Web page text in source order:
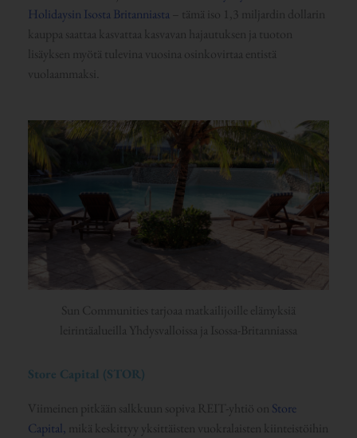
Holidaysin Isosta Britanniasta– tämä iso 1,3 miljardin dollarin
kauppa saattaa kasvattaa kasvavan hajautuksen ja tuoton
lisäyksen myötä tulevina vuosina osinkovirtaa entistä
vuolaammaksi.
Sun Communities tarjoaa matkailijoille elämyksiä
leirintäalueilla Yhdysvalloissa ja Isossa-Britanniassa
Store Capital (STOR)
Viimeinen pitkään salkkuun sopiva REIT-yhtiö on Store
Capital, mikä keskittyy yksittäisten vuokralaisten kiinteistöihin